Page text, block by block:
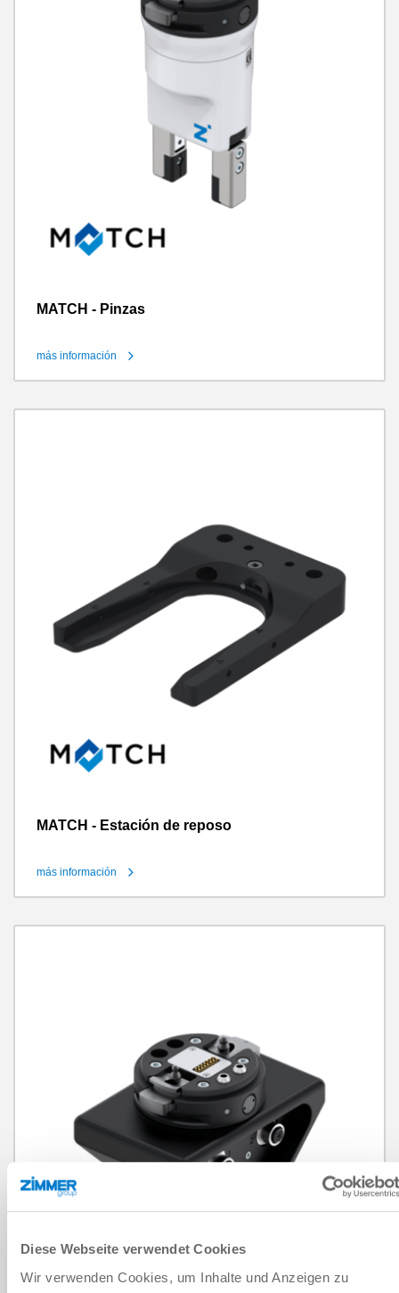
Diese Webseite verwendet Cookies
Wir verwenden Cookies, um Inhalte und Anzeigen zu
MATCH - Pinzas
más información
MATCH - Estación de reposo
más información